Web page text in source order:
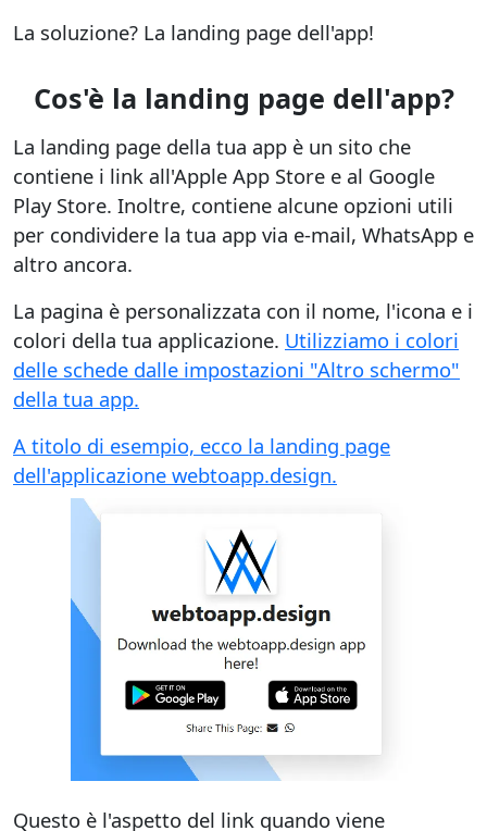
La soluzione? La landing page dell'app!
Cos'è la landing page dell'app?
La landing page della tua app è un sito che
contiene i link all'Apple App Store e al Google
Play Store. Inoltre, contiene alcune opzioni utili
per condividere la tua app via e-mail, WhatsApp e
altro ancora.
La pagina è personalizzata con il nome, l'icona e i
colori della tua applicazione. Utilizziamo i colori
delle schede dalle impostazioni "Altro schermo"
della tua app.
A titolo di esempio, ecco la landing page
dell'applicazione webtoapp.design.
Questo è l'aspetto del link quando viene